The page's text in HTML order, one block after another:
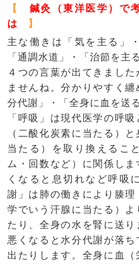
【 鍼灸（東洋医学）で
は
】
主な働きは「気を主る」
「通調水道」・「治節を主
４つの言葉が出てきまし
ませんね。分かりやすく
分代謝」・「全身に血を送
「呼吸」は現代医学の呼
（二酸化炭素に当たる）
当たる）を取り換えるこ
ム・回数など）に関係し
くなると息切れなど呼吸
謝」は肺の働きにより腠
学でいう汗腺に当たる）
たり、全身の水を腎に送
悪くなると水分代謝が落
出たりします。全身に血